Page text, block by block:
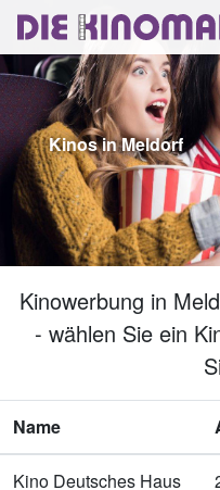
Kinos in Meldorf
Kinowerbung in
- wählen Sie ein
Name
Kino Deutsches Haus